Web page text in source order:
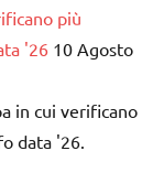
più
'26 10 Agosto
in cui verificano
data '26.